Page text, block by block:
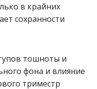
в крайних
сохранности
тошноты и
фона и влияние
триместр